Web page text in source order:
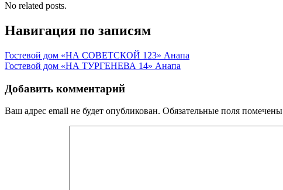
No related posts.
Навигация по записям
Гостевой дом «НА СОВЕТСКОЙ 123» Анапа
Гостевой дом «НА ТУРГЕНЕВА 14» Анапа
Добавить комментарий
Ваш адрес email не будет опубликован. Обязательные поля помечены